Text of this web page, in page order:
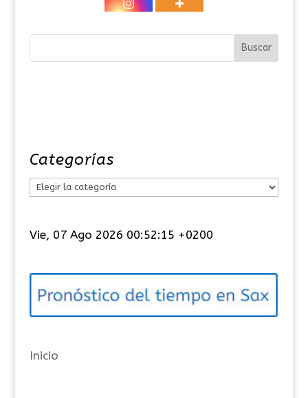
Categorías
e
o
í
s
Vie, 07 Ago 2026 00:52:15 +0200
Inicio